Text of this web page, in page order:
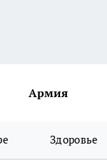
Армия
Здоровье